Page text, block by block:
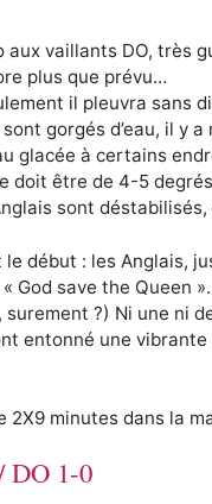
aux vaillants DO, très
plus que prévu…
il pleuvra sans
gorgés d’eau, il y a
glacée à certains
doit être de 4-5
sont déstabilisés,
début : les Anglais,
God save the Queen
surement ?) Ni une ni
entonné une
2X9 minutes dans la
DO 1-0